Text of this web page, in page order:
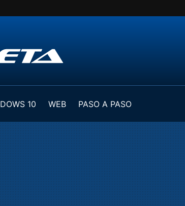
10 WEB
PASO A PASO